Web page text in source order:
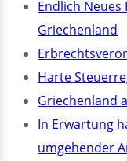
Endlich Neues
Griechenland
Harte
Griechenland
In Erwartung
umgehender